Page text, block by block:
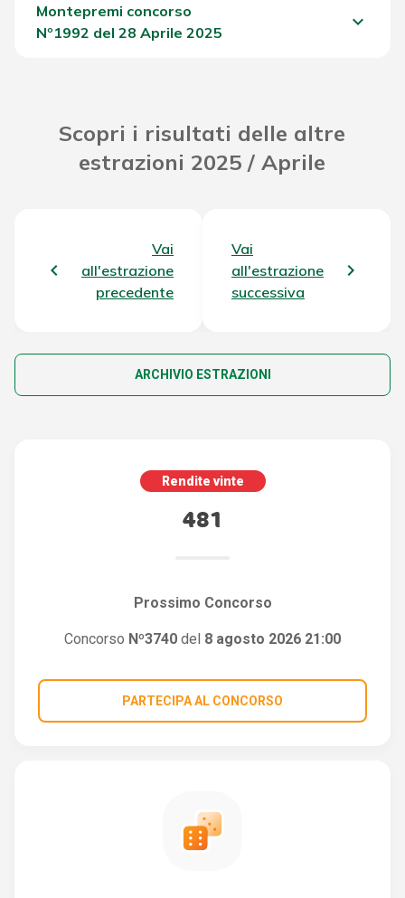
Montepremi concorso
Nº1992 del 28 Aprile 2025
keyboard_arrow_down
Scopri i risultati delle altre
estrazioni 2025 / Aprile
Vai
all'estrazione
precedente
Vai
all'estrazione
successiva
ARCHIVIO ESTRAZIONI
Rendite vinte
481
Prossimo Concorso
Concorso Nº3740 del 8 agosto 2026 21:00
PARTECIPA AL CONCORSO